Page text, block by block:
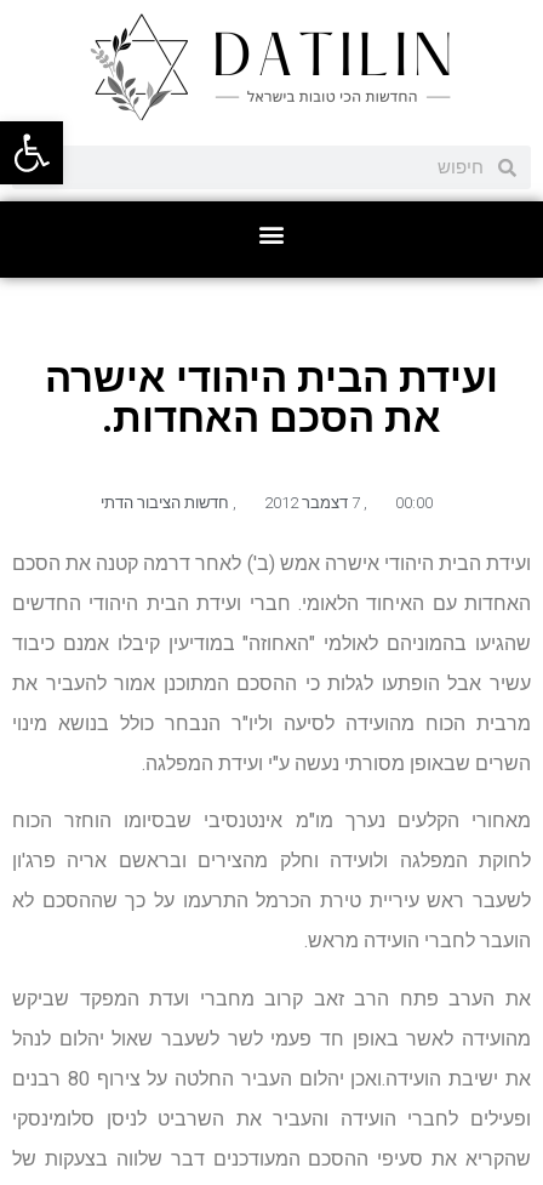
פתח
ועידת הבית היהודי אישרה
את הסכם האחדות.
00:00
,
, חדשות הציבור הדתי
ועידת הבית היהודי אישרה אמש (ב') לאחר דרמה קטנה את הסכם
האחדות עם האיחוד הלאומי. חברי ועידת הבית היהודי החדשים
שהגיעו בהמוניהם לאולמי "האחוזה" במודיעין קיבלו אמנם כיבוד
עשיר אבל הופתעו לגלות כי ההסכם המתוכנן אמור להעביר את
מרבית הכוח מהועידה לסיעה וליו"ר הנבחר כולל בנושא מינוי
השרים שבאופן מסורתי נעשה ע"י ועידת המפלגה.
מאחורי הקלעים נערך מו"מ אינטנסיבי שבסיומו הוחזר הכוח
לחוקת המפלגה ולועידה וחלק מהצירים ובראשם אריה פרג'ון
לשעבר ראש עיריית טירת הכרמל התרעמו על כך שההסכם לא
הועבר לחברי הועידה מראש.
את הערב פתח הרב זאב קרוב מחברי ועדת המפקד שביקש
מהועידה לאשר באופן חד פעמי לשר לשעבר שאול יהלום לנהל
את ישיבת הועידה.ואכן יהלום העביר החלטה על צירוף 80 רבנים
ופעילים לחברי הועידה והעביר את השרביט לניסן סלומינסקי
שהקריא את סעיפי ההסכם המעודכנים דבר שלווה בצעקות של